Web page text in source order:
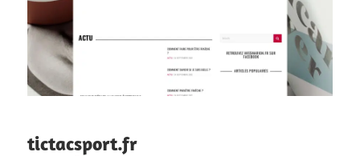
tictacsport.fr